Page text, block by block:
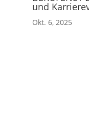
und
Okt. 6, 2025